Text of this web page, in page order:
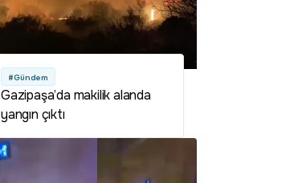
#Gündem
Gazipaşa’da makilik alanda
yangın çıktı